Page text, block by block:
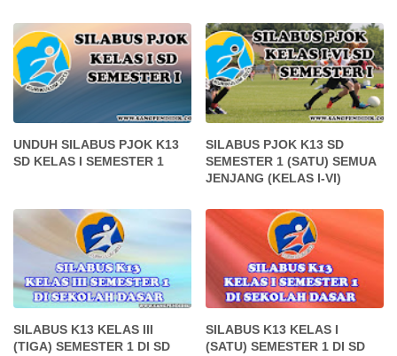
UNDUH SILABUS PJOK K13
SD KELAS I SEMESTER 1
SILABUS PJOK K13 SD
SEMESTER 1 (SATU) SEMUA
JENJANG (KELAS I-VI)
SILABUS K13 KELAS III
(TIGA) SEMESTER 1 DI SD
SILABUS K13 KELAS I
(SATU) SEMESTER 1 DI SD